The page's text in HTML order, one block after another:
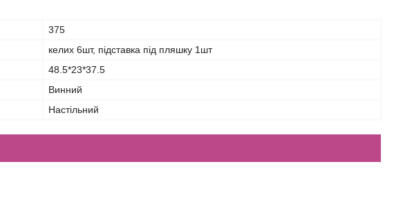
375
келих 6шт, підставка під пляшку 1шт
48.5*23*37.5
Винний
Настільний